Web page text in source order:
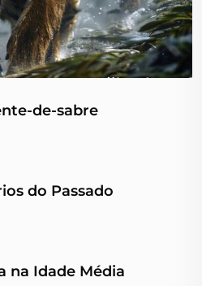
de-sabre
do Passado
na Idade Média